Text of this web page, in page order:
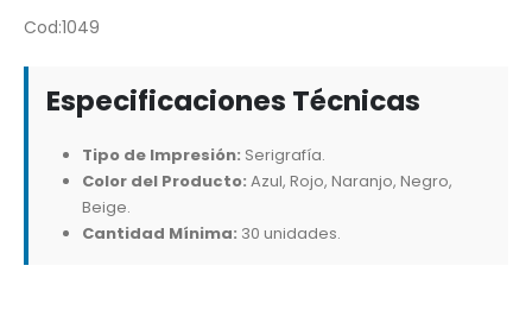
Cod:1049
Especificaciones Técnicas
Tipo de Impresión: Serigrafía.
Color del Producto: Azul, Rojo, Naranjo, Negro,
Beige.
Cantidad Mínima: 30 unidades.